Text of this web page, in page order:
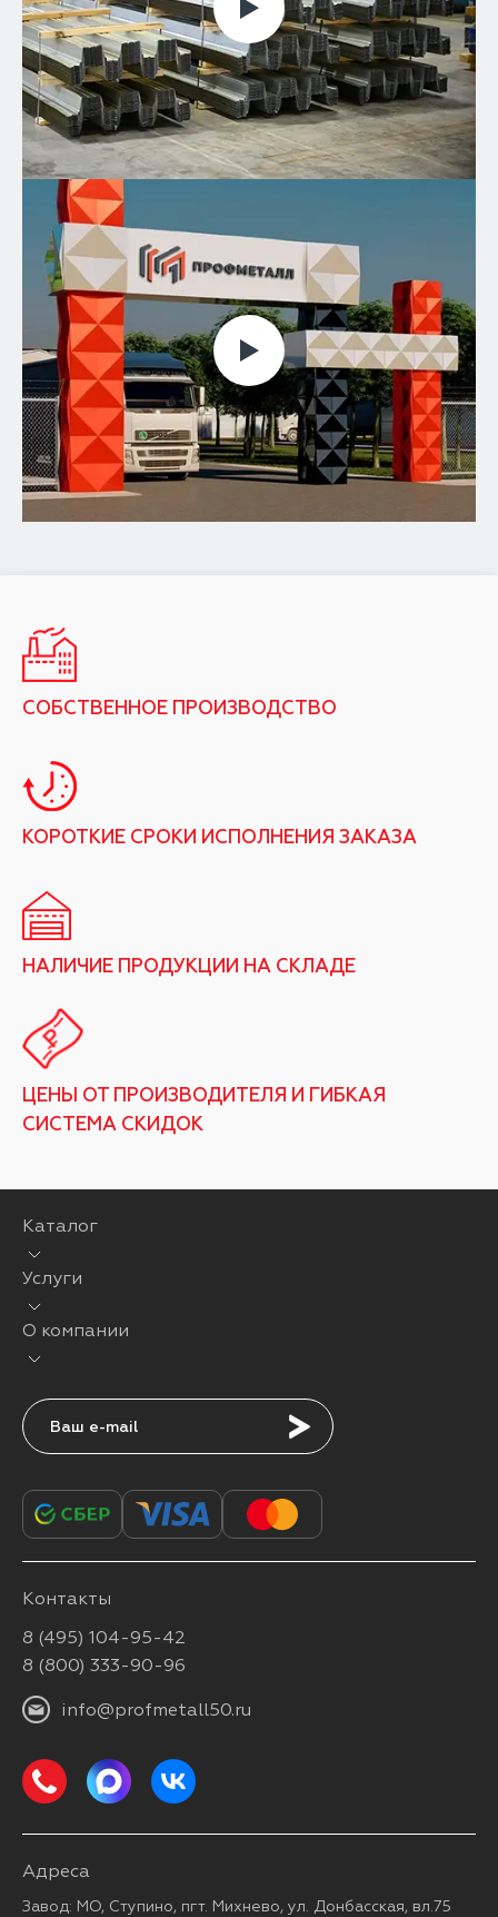
СОБСТВЕННОЕ ПРОИЗВОДСТВО
КОРОТКИЕ СРОКИ ИСПОЛНЕНИЯ ЗАКАЗА
НАЛИЧИЕ ПРОДУКЦИИ НА СКЛАДЕ
ЦЕНЫ ОТ ПРОИЗВОДИТЕЛЯ И ГИБКАЯ
СИСТЕМА СКИДОК
Каталог
Услуги
О компании
Подписаться
Контакты
8 (495) 104-95-42
8 (800) 333-90-96
info@profmetall50.ru
Адреса
Завод: МО, Ступино, пгт. Михнево, ул. Донбасская, вл.75